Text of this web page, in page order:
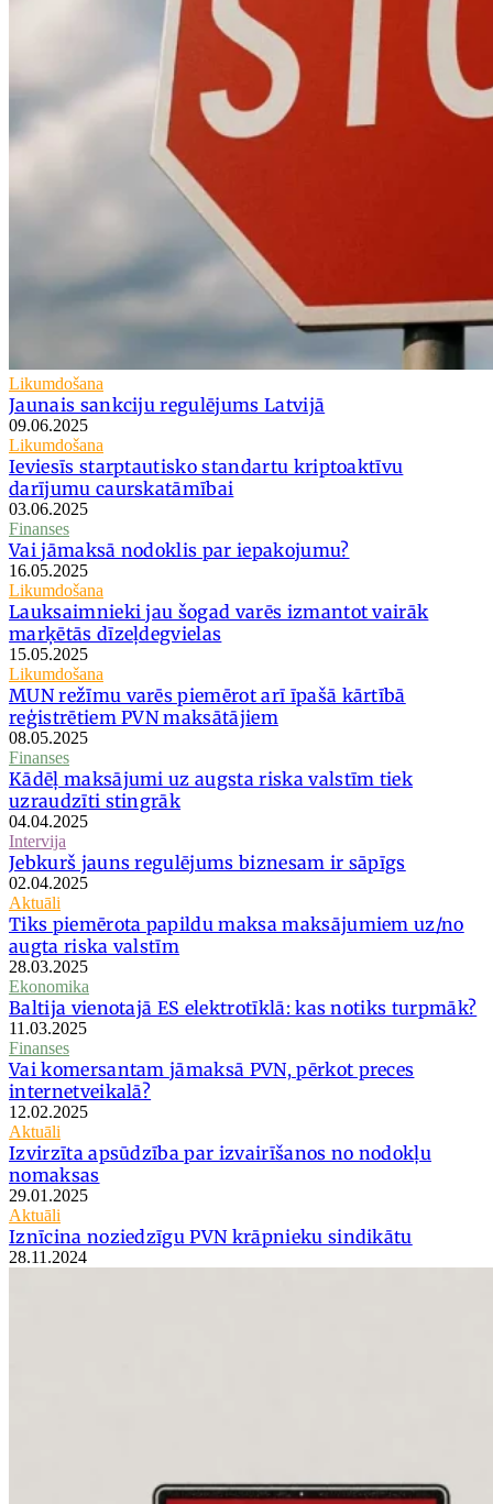
Likumdošana
Jaunais sankciju regulējums Latvijā
09.06.2025
Likumdošana
Ieviesīs starptautisko standartu kriptoaktīvu
darījumu caurskatāmībai
03.06.2025
Finanses
Vai jāmaksā nodoklis par iepakojumu?
16.05.2025
Likumdošana
Lauksaimnieki jau šogad varēs izmantot vairāk
marķētās dīzeļdegvielas
15.05.2025
Likumdošana
MUN režīmu varēs piemērot arī īpašā kārtībā
reģistrētiem PVN maksātājiem
08.05.2025
Finanses
Kādēļ maksājumi uz augsta riska valstīm tiek
uzraudzīti stingrāk
04.04.2025
Intervija
Jebkurš jauns regulējums biznesam ir sāpīgs
02.04.2025
Aktuāli
Tiks piemērota papildu maksa maksājumiem uz/no
augta riska valstīm
28.03.2025
Ekonomika
Baltija vienotajā ES elektrotīklā: kas notiks turpmāk?
11.03.2025
Finanses
Vai komersantam jāmaksā PVN, pērkot preces
internetveikalā?
12.02.2025
Aktuāli
Izvirzīta apsūdzība par izvairīšanos no nodokļu
nomaksas
29.01.2025
Aktuāli
Iznīcina noziedzīgu PVN krāpnieku sindikātu
28.11.2024